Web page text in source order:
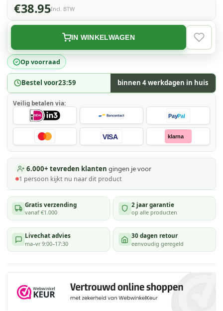
€38.95Incl. BTW
Op voorraad
Bestel voor23:59 binnen 4 werkdagen in huis
IN WINKELWAGEN
Veilig betalen via:
PayPal
VISA klarna
6.000+ tevreden klanten gingen je voor
1 persoon kijkt nu naar dit product
Gratis verzending
vanaf €1.000
2 jaar garantie
op alle producten
Livechat advies
ma–vr 9:00–17:30
30 dagen retour
eenvoudig geregeld